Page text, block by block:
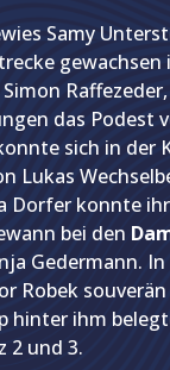
Samy
gewachsen
das Podest
sich in der
Lukas
Dorfer konnte
bei den
Gedermann. In
Robek
hinter ihm
2 und 3.